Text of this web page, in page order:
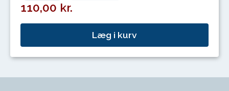
110,00 kr.
Læg i kurv